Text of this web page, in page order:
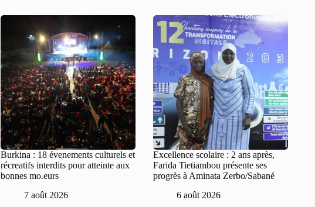
Burkina : 18 évenements culturels et
récreatifs interdits pour atteinte aux
bonnes mo.eurs
7 août 2026
Excellence scolaire : 2 ans après,
Farida Tietiambou présente ses
progrès à Aminata Zerbo/Sabané
6 août 2026